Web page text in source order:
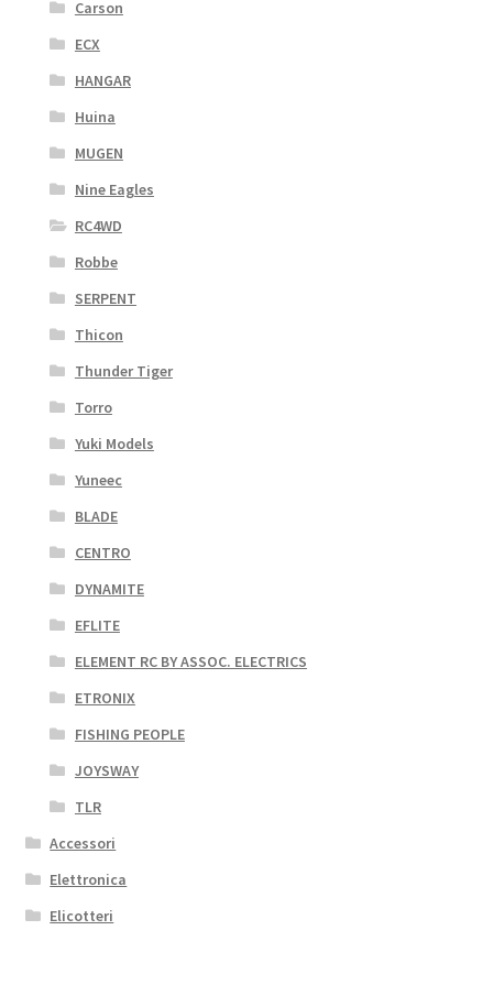
Carson
ECX
HANGAR
Huina
MUGEN
Nine Eagles
RC4WD
Robbe
SERPENT
Thicon
Thunder Tiger
Torro
Yuki Models
Yuneec
BLADE
CENTRO
DYNAMITE
EFLITE
ELEMENT RC BY ASSOC. ELECTRICS
ETRONIX
FISHING PEOPLE
JOYSWAY
TLR
Accessori
Elettronica
Elicotteri